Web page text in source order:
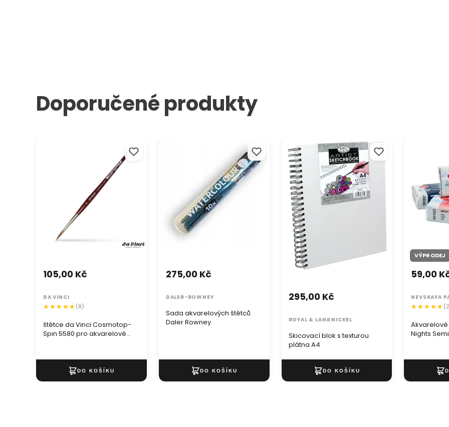
Doporučené produkty
Spin 5580 pro akvarelové barvy
štětce da Vinci Cosmotop-
Spin 5580 pro akvarelové
105,00 Kč
DA VINCI
(8)
Sada akvarelových štětců
Daler Rowney
275,00 Kč
DALER-ROWNEY
Skicovací blok s texturou
plátna A4
Skicovací blok s texturou
plátna A4
295,00 Kč
ROYAL & LANGNICKEL
VÝPRODEJ
Nights
59,00
NEVSKAYA